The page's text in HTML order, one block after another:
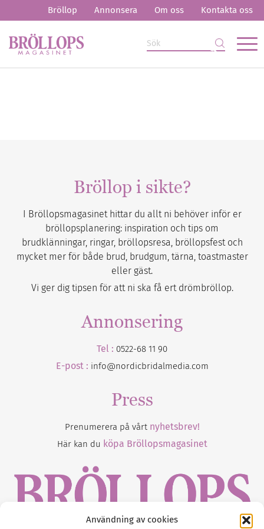
Användning av cookies
Bröllop Annonsera Om oss Kontakta oss
Bröllop i sikte?
I Bröllopsmagasinet hittar du allt ni behöver inför er
bröllopsplanering: inspiration och tips om
brudklänningar, ringar, bröllopsresa, bröllopsfest och
mycket mer för både brud, brudgum, tärna, toastmaster
eller gäst.
Vi ger dig tipsen för att ni ska få ert drömbröllop.
Annonsering
Tel : 0522-68 11 90
E-post : info@nordicbridalmedia.com
Press
Prenumerera på vårt nyhetsbrev!
Här kan du köpa Bröllopsmagasinet